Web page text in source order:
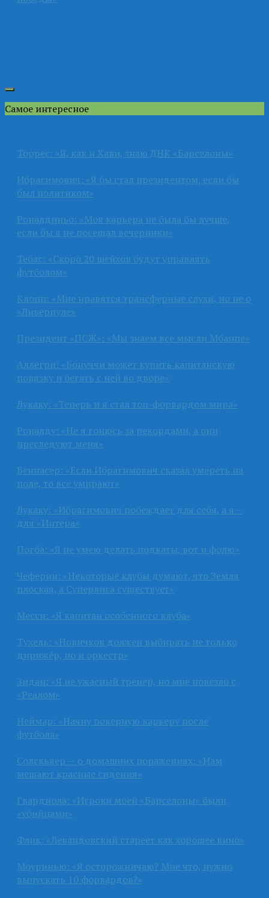
Самое интересное
Торрес: «Я, как и Хави, знаю ДНК «Барселоны»
Ибрагимович: «Я бы стал президентом, если бы
был политиком»
Роналдиньо: «Моя карьера не была бы лучше,
если бы я не посещал вечеринки»
Тебас: «Скоро 20 шейхов будут управлять
футболом»
Клопп: «Мне нравятся трансферные слухи, но не о
«Ливерпуле»
Президент «ПСЖ»: «Мы знаем все мысли Мбаппе»
Аллегри: «Бонуччи может купить капитанскую
повязку и бегать с ней во дворе»
Лукаку: «Теперь и я стал топ-форвардом мира»
Роналду: «Не я гонюсь за рекордами, а они
преследуют меня»
Беннасер: «Если Ибрагимович сказал умереть на
поле, то все умирают»
Лукаку: «Ибрагимович побеждает для себя, а я –
для «Интера»
Погба: «Я не умею делать подкаты, вот и фолю»
Чеферин: «Некоторые клубы думают, что Земля
плоская, а Суперлига существует»
Месси: «Я капитан особенного клуба»
Тухель: «Новичков должен выбирать не только
дирижёр, но и оркестр»
Зидан: «Я не ужасный тренер, но мне повезло с
«Реалом»
Неймар: «Начну покерную карьеру после
футбола»
Солскьяер — о домашних поражениях: «Нам
мешают красные сидения»
Гвардиола: «Игроки моей «Барселоны» были
«убийцами»
Флик: «Левандовский стареет как хорошее вино»
Моуринью: «Я осторожничаю? Мне что, нужно
выпускать 10 форвардов?»